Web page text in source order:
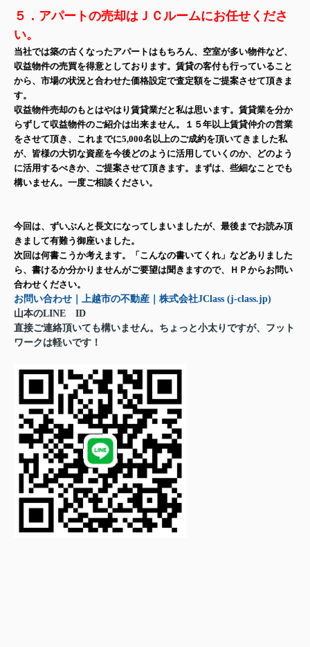
５．アパートの売却はＪＣルームにお任せくださ
い。
当社では築の古くなったアパートはもちろん、空室が多い物件など、
収益物件の売買を得意としております。賃貸の客付も行っていること
から、市場の状況と合わせた価格設定で査定額をご提案させて頂きま
す。
収益物件売却のもとはやはり賃貸業だと私は思います。賃貸業を分か
らずして収益物件のご紹介は出来ません。１５年以上賃貸仲介の営業
をさせて頂き、これまでに5,000名以上のご成約を頂いてきました私
が、皆様の大切な資産を今後どのように活用していくのか、どのよう
に活用するべきか、ご提案させて頂きます。まずは、些細なことでも
構いません。一度ご相談ください。
今回は、ずいぶんと長文になってしまいましたが、最後までお読み頂
きまして有難う御座いました。
次回は何書こうか考えます。「こんなの書いてくれ」などありました
ら、書けるか分かりませんがご要望は聞きますので、ＨＰからお問い
合わせください。
お問い合わせ｜上越市の不動産｜株式会社JClass (j-class.jp)
山本のLINE ID
直接ご連絡頂いても構いません。ちょっと小太りですが、フット
ワークは軽いです！